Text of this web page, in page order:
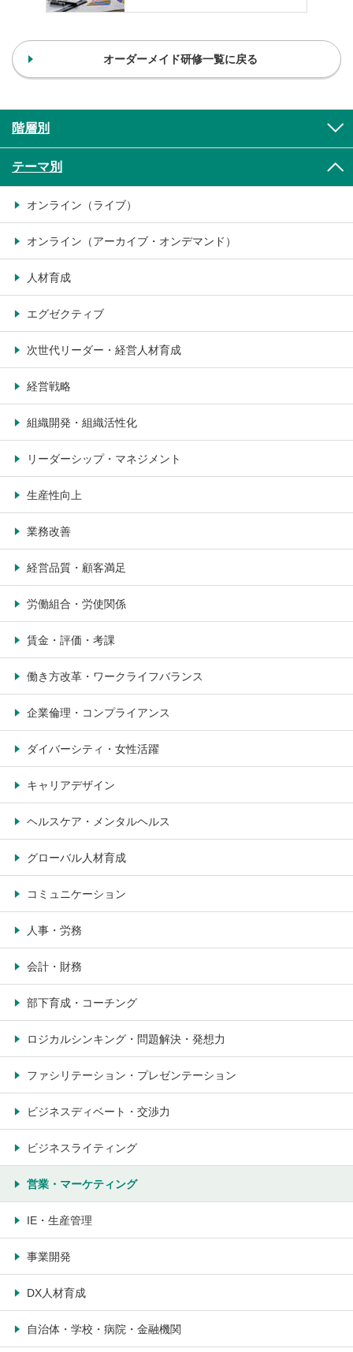
オーダーメイド研修一覧に戻る
階層別
テーマ別
オンライン（ライブ）
オンライン（アーカイブ・オンデマンド）
人材育成
エグゼクティブ
次世代リーダー・経営人材育成
経営戦略
組織開発・組織活性化
リーダーシップ・マネジメント
生産性向上
業務改善
経営品質・顧客満足
労働組合・労使関係
賃金・評価・考課
働き方改革・ワークライフバランス
企業倫理・コンプライアンス
ダイバーシティ・女性活躍
キャリアデザイン
ヘルスケア・メンタルヘルス
グローバル人材育成
コミュニケーション
人事・労務
会計・財務
部下育成・コーチング
ロジカルシンキング・問題解決・発想力
ファシリテーション・プレゼンテーション
ビジネスディベート・交渉力
ビジネスライティング
営業・マーケティング
IE・生産管理
事業開発
DX人材育成
自治体・学校・病院・金融機関